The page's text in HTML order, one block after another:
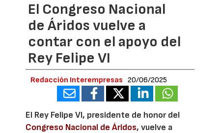
El Congreso Nacional
de Áridos vuelve a
contar con el apoyo del
Rey Felipe VI
Redacción Interempresas 20/06/2025
El Rey Felipe VI, presidente de honor del
Congreso Nacional de Áridos, vuelve a